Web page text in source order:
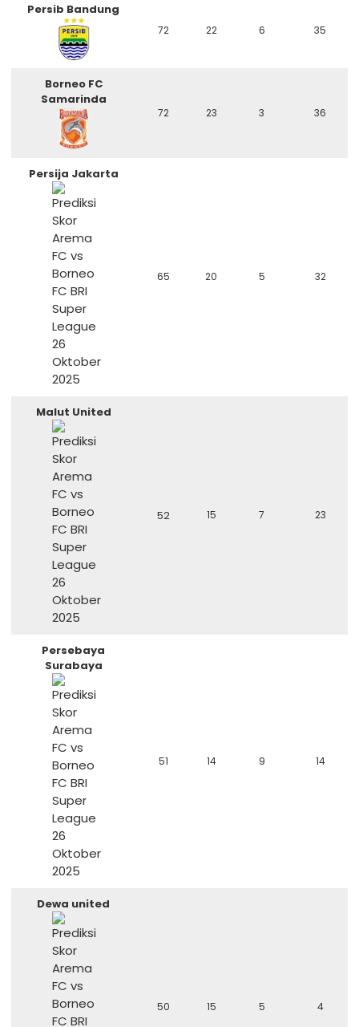
Persib Bandung
72 22 6 35
Borneo FC
Samarinda
72 23 3 36
Persija Jakarta
65 20 5 32
Malut United
52 15 7 23
Persebaya
Surabaya
51 14 9 14
Dewa united
50 15 5 4